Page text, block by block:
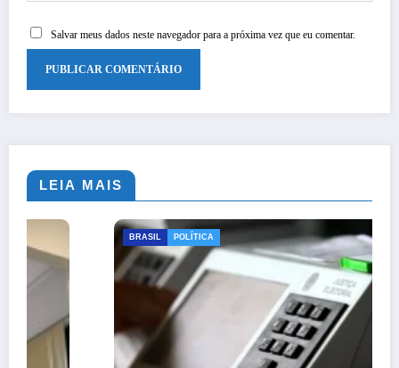
Salvar meus dados neste navegador para a próxima vez que eu comentar.
LEIA MAIS
POLÍTICA